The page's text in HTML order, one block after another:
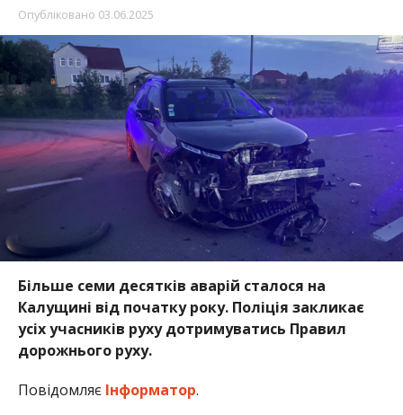
Опубліковано 03.06.2025
Більше семи десятків аварій сталося на
Калущині від початку року. Поліція закликає
усіх учасників руху дотримуватись Правил
дорожнього руху.
Повідомляє Інформатор.